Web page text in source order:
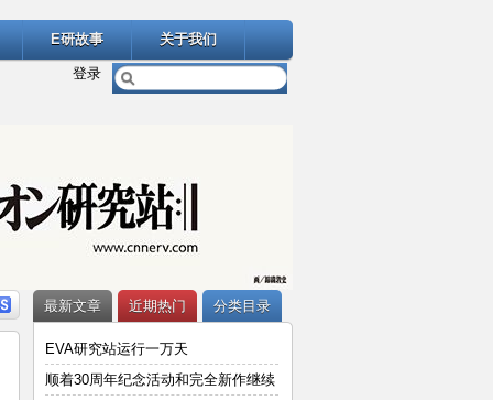
E研故事 关于我们
登录
最新文章 近期热门 分类目录
EVA研究站运行一万天
顺着30周年纪念活动和完全新作继续